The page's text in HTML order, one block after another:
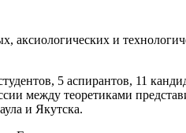
и
5 аспирантов, 11
между теоретиками
и Якутска.